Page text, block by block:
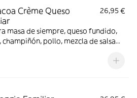
Crème Queso
26,95 €
masa de siempre, queso fundido,
champiñón, pollo, mezcla de salsa